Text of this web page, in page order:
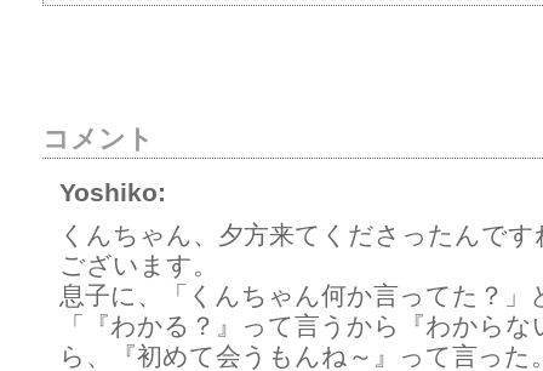
コメント
Yoshiko:
くんちゃん、夕方来てくださったんで
ございます。
息子に、「くんちゃん何か言ってた？」
「『わかる？』って言うから『わから
ら、『初めて会うもんね～』って言った